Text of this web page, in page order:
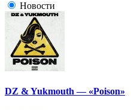
Новости
DZ & Yukmouth — «Poison»